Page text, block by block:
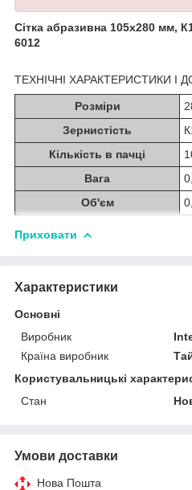
Сітка абразивна 105x280 мм,
6012
ТЕХНІЧНІ ХАРАКТЕРИСТИКИ І
Розміри
Зернистість
Кількість в пачці
Вага
Об'єм
Приховати
Характеристики
Основні
Виробник
Країна виробник
Користувальницькі
Стан
Умови доставки
Нова Пошта